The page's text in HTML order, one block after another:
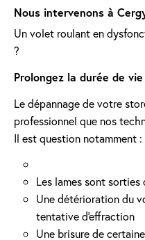
Nous intervenons à
Un volet roulant en
?
Prolongez la durée de
Le dépannage de votre
professionnel que nos
Il est question notamment :
Les lames sont sorties
Une détérioration du
tentative d'effraction
Une brisure de